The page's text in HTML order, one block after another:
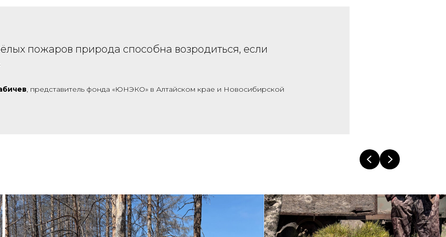
пожаров природа способна возродиться, если
, представитель фонда «ЮНЭКО» в Алтайском крае и Новосибирской